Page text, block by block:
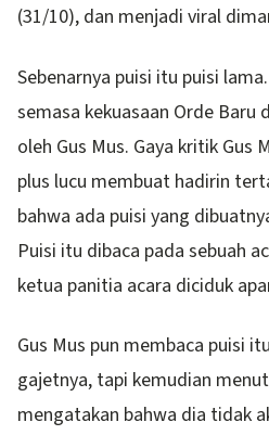
(31/10), dan menjadi viral
Sebenarnya puisi itu puisi
semasa kekuasaan Orde Baru
oleh Gus Mus. Gaya kritik Gus
plus lucu membuat hadirin
bahwa ada puisi yang
Puisi itu dibaca pada sebuah
ketua panitia acara diciduk
Gus Mus pun membaca puisi
gajetnya, tapi kemudian
mengatakan bahwa dia tidak